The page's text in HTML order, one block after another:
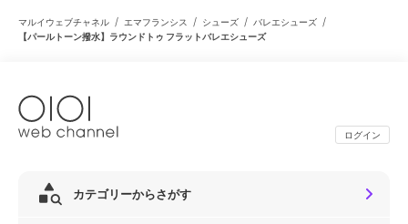
マルイウェブチャネル / エマフランシス / シューズ / バレエシューズ /
【パールトーン撥水】ラウンドトゥ フラットバレエシューズ
ログイン
カテゴリーからさがす